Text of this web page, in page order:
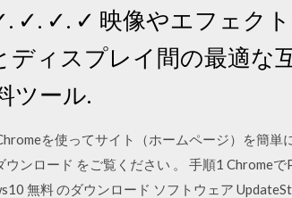
✓. ✓. ✓ 映像やエフェク
ディスプレイ間の最適な
ツール.
を使ってサイト（ホームページ）を簡単
ンロード をご覧ください 。 手順1 Chrome
無料 のダウンロード ソフトウェア